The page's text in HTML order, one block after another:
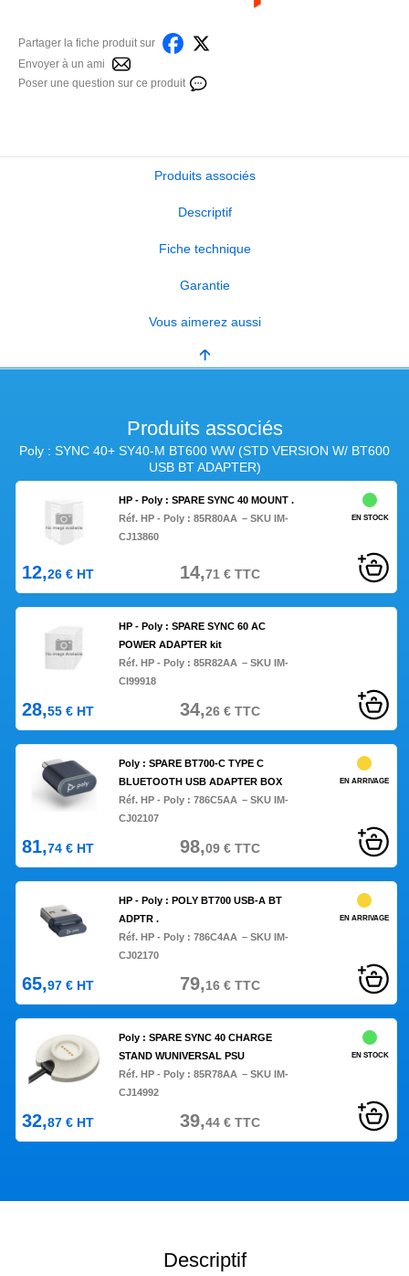
Partager la fiche produit sur
Envoyer à un ami
Poser une question sur ce produit
Produits associés
Descriptif
Fiche technique
Garantie
Vous aimerez aussi
Produits associés
Poly : SYNC 40+ SY40-M BT600 WW (STD VERSION W/ BT600
USB BT ADAPTER)
HP - Poly : SPARE SYNC 40 MOUNT .
Réf. HP - Poly :85R80AA – SKU IM-
CJ13860
EN STOCK
12,26 € HT 14,71 €TTC
HP - Poly : SPARE SYNC 60 AC
POWER ADAPTER kit
Réf. HP - Poly :85R82AA – SKU IM-
CI99918
28,55 € HT 34,26€TTC
Poly : SPARE BT700-C TYPE C
BLUETOOTH USB ADAPTER BOX
Réf. HP - Poly :786C5AA – SKU IM-
CJ02107
EN ARRIVAGE
81,74 € HT 98,09€TTC
HP - Poly : POLY BT700 USB-A BT
ADPTR .
Réf. HP - Poly :786C4AA – SKU IM-
CJ02170
EN ARRIVAGE
65,97 € HT 79,16€TTC
Poly : SPARE SYNC 40 CHARGE
STAND WUNIVERSAL PSU
Réf. HP - Poly :85R78AA – SKU IM-
CJ14992
EN STOCK
32,87 € HT 39,44€TTC
Descriptif